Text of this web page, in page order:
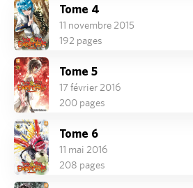
Tome 4
11 novembre 2015
192 pages
Tome 5
17 février 2016
200 pages
Tome 6
11 mai 2016
208 pages